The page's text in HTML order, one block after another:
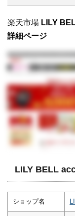
楽天市場 LILY
詳細ページ
LILY BELL
ショップ名